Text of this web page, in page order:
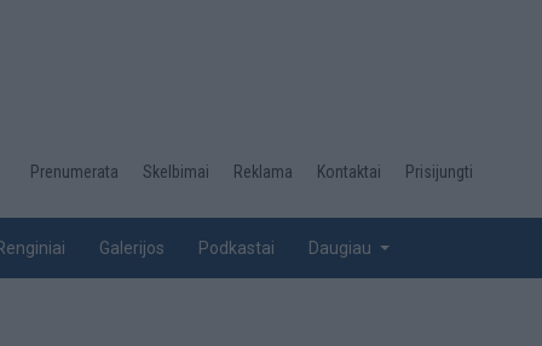
Desktop
top
Prenumerata Skelbimai Reklama Kontaktai Prisijungti
Galerijos Podkastai Daugiau